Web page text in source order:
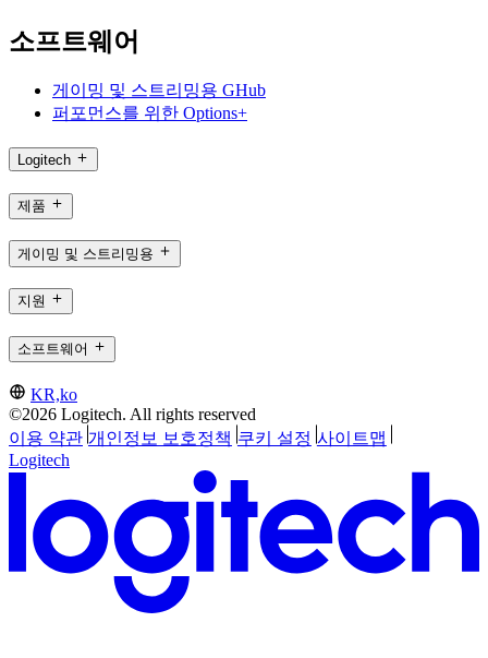
소프트웨어
게이밍 및 스트리밍용 GHub
퍼포먼스를 위한 Options+
Logitech
제품
게이밍 및 스트리밍용
지원
소프트웨어
KR,ko
©2026 Logitech. All rights reserved
이용 약관 개인정보 보호정책 쿠키 설정 사이트맵
Logitech